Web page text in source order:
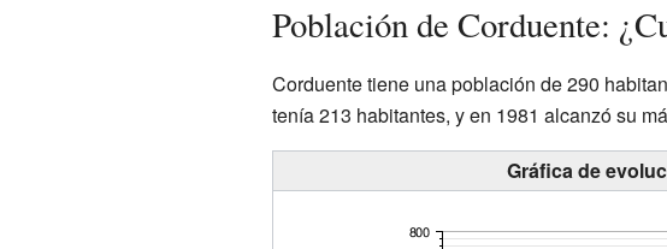
Población de Corduente:
Corduente tiene una población de 290
tenía 213 habitantes, y en 1981 alcanzó su
Gráfica de